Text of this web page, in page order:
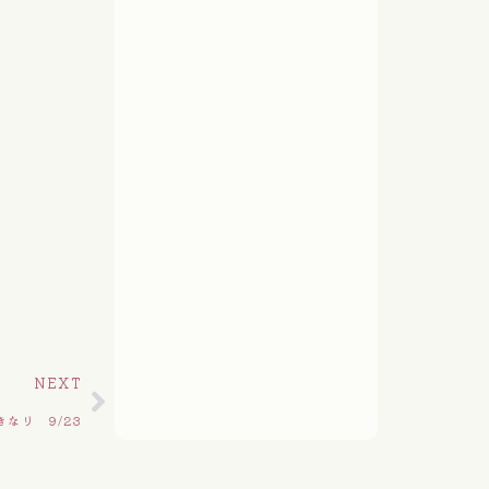
NEXT
きなり 9/23